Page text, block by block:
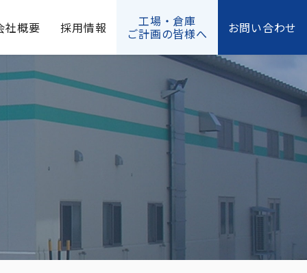
社概要 採用情報 工場・倉庫
ご計画の皆様へ お問い合わせ